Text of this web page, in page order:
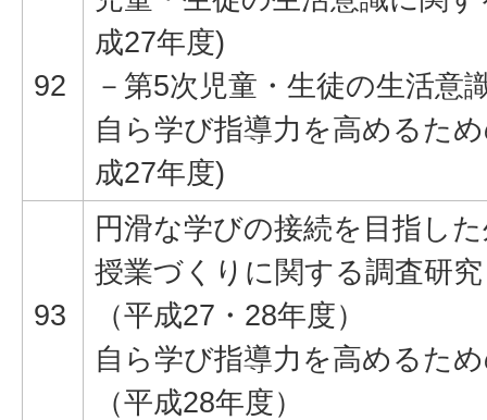
92
成27年度)
－第5次児童・生徒の生活意
自ら学び指導力を高めるた
成27年度)
93
円滑な学びの接続を目指し
授業づくりに関する調査研究
（平成27・28年度）
自ら学び指導力を高めるた
（平成28年度）